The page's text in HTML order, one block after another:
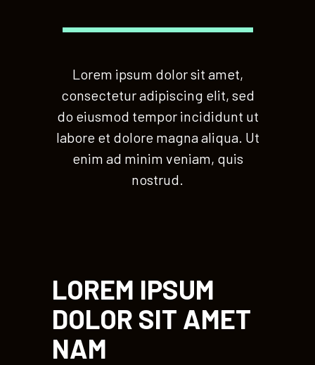
Lorem ipsum dolor sit amet,
consectetur adipiscing elit, sed
do eiusmod tempor incididunt ut
labore et dolore magna aliqua. Ut
enim ad minim veniam, quis
nostrud.
LOREM IPSUM
DOLOR SIT AMET
NAM